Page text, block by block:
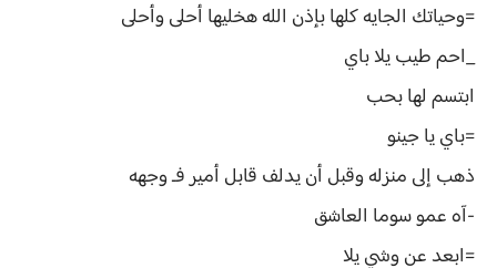
=وحياتك الجايه كلها بإذن الله هخليها أحلى وأحلى
_احم طيب يلا باي
ابتسم لها بحب
=باي يا جينو
ذهب إلى منزله وقبل أن يدلف قابل أمير فـ وجهه
-آه عمو سوما العاشق
=ابعد عن وشي يلا